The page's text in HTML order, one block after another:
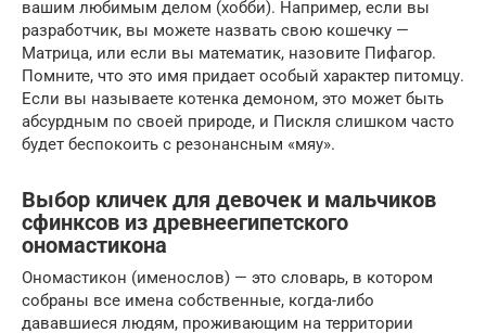
вашим любимым делом (хобби). Например, если вы
разработчик, вы можете назвать свою кошечку —
Матрица, или если вы математик, назовите Пифагор.
Помните, что это имя придает особый характер питомцу.
Если вы называете котенка демоном, это может быть
абсурдным по своей природе, и Пискля слишком часто
будет беспокоить с резонансным «мяу».
Выбор кличек для девочек и мальчиков
сфинксов из древнеегипетского
ономастикона
Ономастикон (именослов) — это словарь, в котором
собраны все имена собственные, когда-либо
дававшиеся людям, проживающим на территории